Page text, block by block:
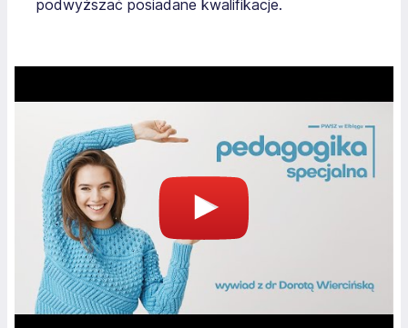
podwyższać posiadane kwalifikacje.